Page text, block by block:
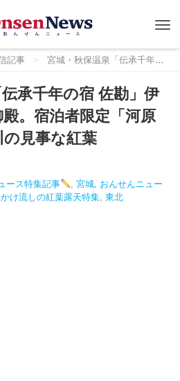
記事 宮城・秋保温泉「伝承千年の宿 佐勘」伊達政宗の湯浴み御殿。宿泊者限定「河原の湯」から名取川の見事な紅葉
承千年の宿 佐勘」伊
。宿泊者限定「河原
見事な紅葉
ース特集記事 , 宮城, おんせんニュー
け流しの紅葉露天特集, 東北